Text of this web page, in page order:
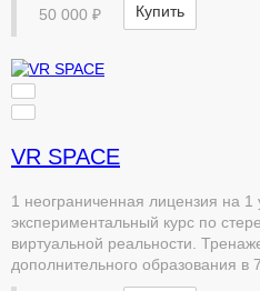
50 000 ₽ Купить
VR SPACE
1 неограниченная лицензия на 1
экспериментальный курс по
виртуальной реальности.
дополнительного образования в